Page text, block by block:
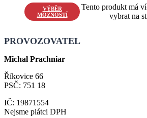
VÝBĚR
MOŽNOSTÍ
Tento produkt má
vybrat na
PROVOZOVATEL
Michal Prachniar
Říkovice 66
PSČ: 751 18
IČ: 19871554
Nejsme plátci DPH